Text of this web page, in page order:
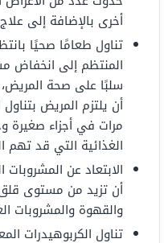
أخرى بالإضافة إلى
تناول طعامًا صحيًا
المنتظم إلى انخفاض
سلبًا على صحة
أن يلتزم المريض
مرات في أجزاء صغيرة
الغذائية التي قد تهم
الابتعاد عن
أن تزيد من مستوى
والقهوة والمشروبات
تناول الكربوهيدرات